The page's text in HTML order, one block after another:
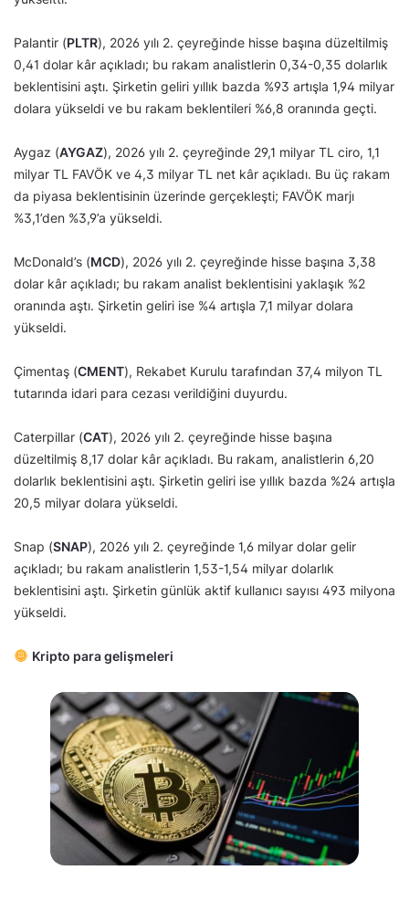
Palantir (PLTR), 2026 yılı 2. çeyreğinde hisse başına düzeltilmiş
0,41 dolar kâr açıkladı; bu rakam analistlerin 0,34-0,35 dolarlık
beklentisini aştı. Şirketin geliri yıllık bazda %93 artışla 1,94 milyar
dolara yükseldi ve bu rakam beklentileri %6,8 oranında geçti.
Aygaz (AYGAZ), 2026 yılı 2. çeyreğinde 29,1 milyar TL ciro, 1,1
milyar TL FAVÖK ve 4,3 milyar TL net kâr açıkladı. Bu üç rakam
da piyasa beklentisinin üzerinde gerçekleşti; FAVÖK marjı
%3,1’den %3,9’a yükseldi.
McDonald’s (MCD), 2026 yılı 2. çeyreğinde hisse başına 3,38
dolar kâr açıkladı; bu rakam analist beklentisini yaklaşık %2
oranında aştı. Şirketin geliri ise %4 artışla 7,1 milyar dolara
yükseldi.
Çimentaş (CMENT), Rekabet Kurulu tarafından 37,4 milyon TL
tutarında idari para cezası verildiğini duyurdu.
Caterpillar (CAT), 2026 yılı 2. çeyreğinde hisse başına
düzeltilmiş 8,17 dolar kâr açıkladı. Bu rakam, analistlerin 6,20
dolarlık beklentisini aştı. Şirketin geliri ise yıllık bazda %24 artışla
20,5 milyar dolara yükseldi.
Snap (SNAP), 2026 yılı 2. çeyreğinde 1,6 milyar dolar gelir
açıkladı; bu rakam analistlerin 1,53-1,54 milyar dolarlık
beklentisini aştı. Şirketin günlük aktif kullanıcı sayısı 493 milyona
yükseldi.
Kripto para gelişmeleri